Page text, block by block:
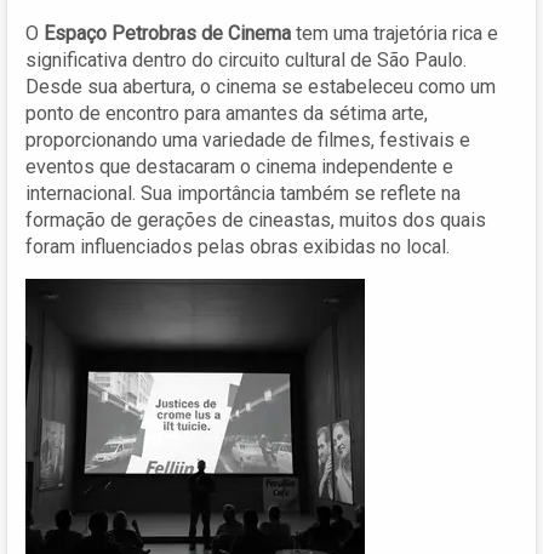
O Espaço Petrobras de Cinema tem uma trajetória rica e
significativa dentro do circuito cultural de São Paulo.
Desde sua abertura, o cinema se estabeleceu como um
ponto de encontro para amantes da sétima arte,
proporcionando uma variedade de filmes, festivais e
eventos que destacaram o cinema independente e
internacional. Sua importância também se reflete na
formação de gerações de cineastas, muitos dos quais
foram influenciados pelas obras exibidas no local.